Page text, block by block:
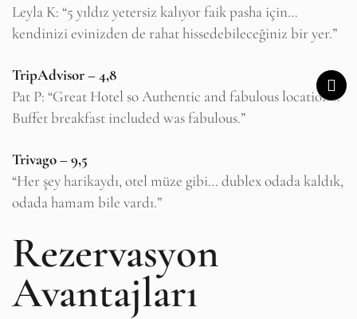
Leyla K: “5 yıldız yetersiz kalıyor faik pasha için…
kendinizi evinizden de rahat hissedebileceğiniz bir yer.”
TripAdvisor – 4,8
Pat P: “Great Hotel so Authentic and fabulous location…
Buffet breakfast included was fabulous.”
Trivago – 9,5
“Her şey harikaydı, otel müze gibi… dublex odada kaldık,
odada hamam bile vardı.”
Rezervasyon
Avantajları